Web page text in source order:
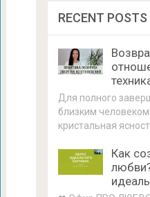
RECENT POSTS
Для полного
близким
кристальная
Как